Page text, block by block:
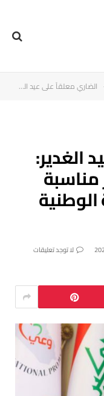
الضاري معلقاً على عيد الغدير: كان من الأفضل إقرار مناسبة جامعة تكرس الهوية الوطنية وتعزز وحدة البلاد
الغدير:
مناسبة
لا توجد تعليقات